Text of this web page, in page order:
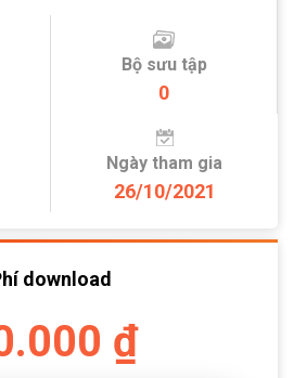
Bộ sưu tập
0
Ngày tham gia
26/10/2021
download
₫